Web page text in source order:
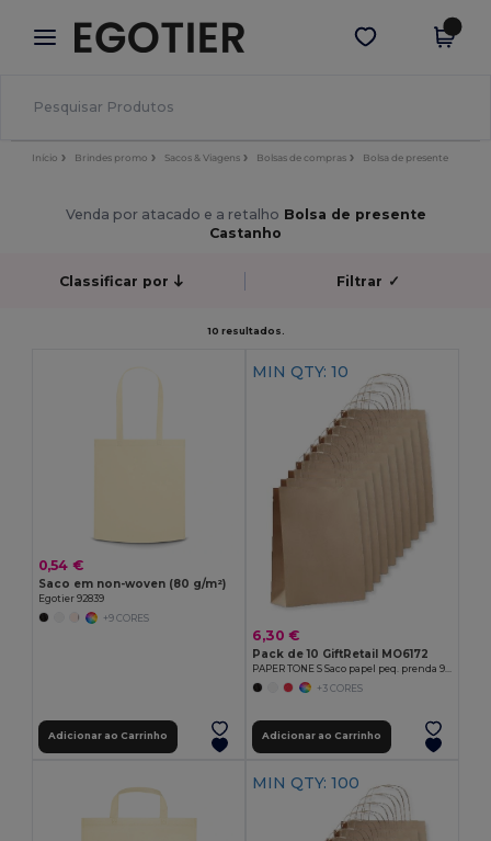
× App Egotier
Melhores preços na app!
Obter app
Início Brindes promo Sacos & Viagens Bolsas de compras Bolsa de presente
Venda por atacado e a retalho Bolsa de presente
Castanho
Classificar por Filtrar ✓
10 resultados.
0,54 €
Saco em non-woven (80 g/m²)
Egotier 92839
+9 CORES
Adicionar ao Carrinho
MIN QTY: 10
6,30 €
Pack de 10 GiftRetail MO6172
+3 CORES
Adicionar ao Carrinho
MIN QTY: 100